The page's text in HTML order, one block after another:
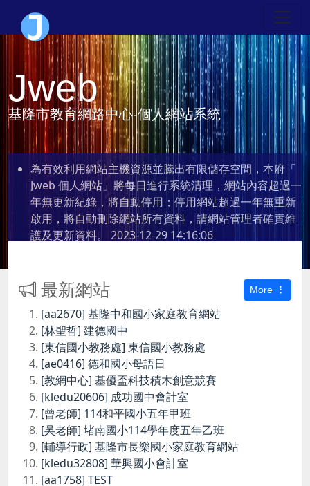
Jweb
基隆市教育網路中心-個人網站系統
為有效利用網站主機資源並騰出有限儲存空間，本府「
Jweb 個人網站」將每日進行系統清理，網站內容超過一
年無更新紀錄，將自動停用；停用網站超過一年無重新
啟用，將自動刪除網站所有資料，請網站管理者確實維
護及更新資料。 2023-12-29 14:16:06
最新網站 More
[aa2670] 基隆中和國小家庭教育網站
[林聖哲] 建德國中
[東信國小教務處] 東信國小教務處
[ae0416] 德和國小母語日
[教網中心] 基優盃科技積木創意競賽
[kledu20606] 成功國中會計室
[曾老師] 114和平國小五年甲班
[吳老師] 堵南國小114學年度五年乙班
[輔導行政] 基隆市長樂國小家庭教育網站
[kledu32808] 華興國小會計室
[aa1758] TEST